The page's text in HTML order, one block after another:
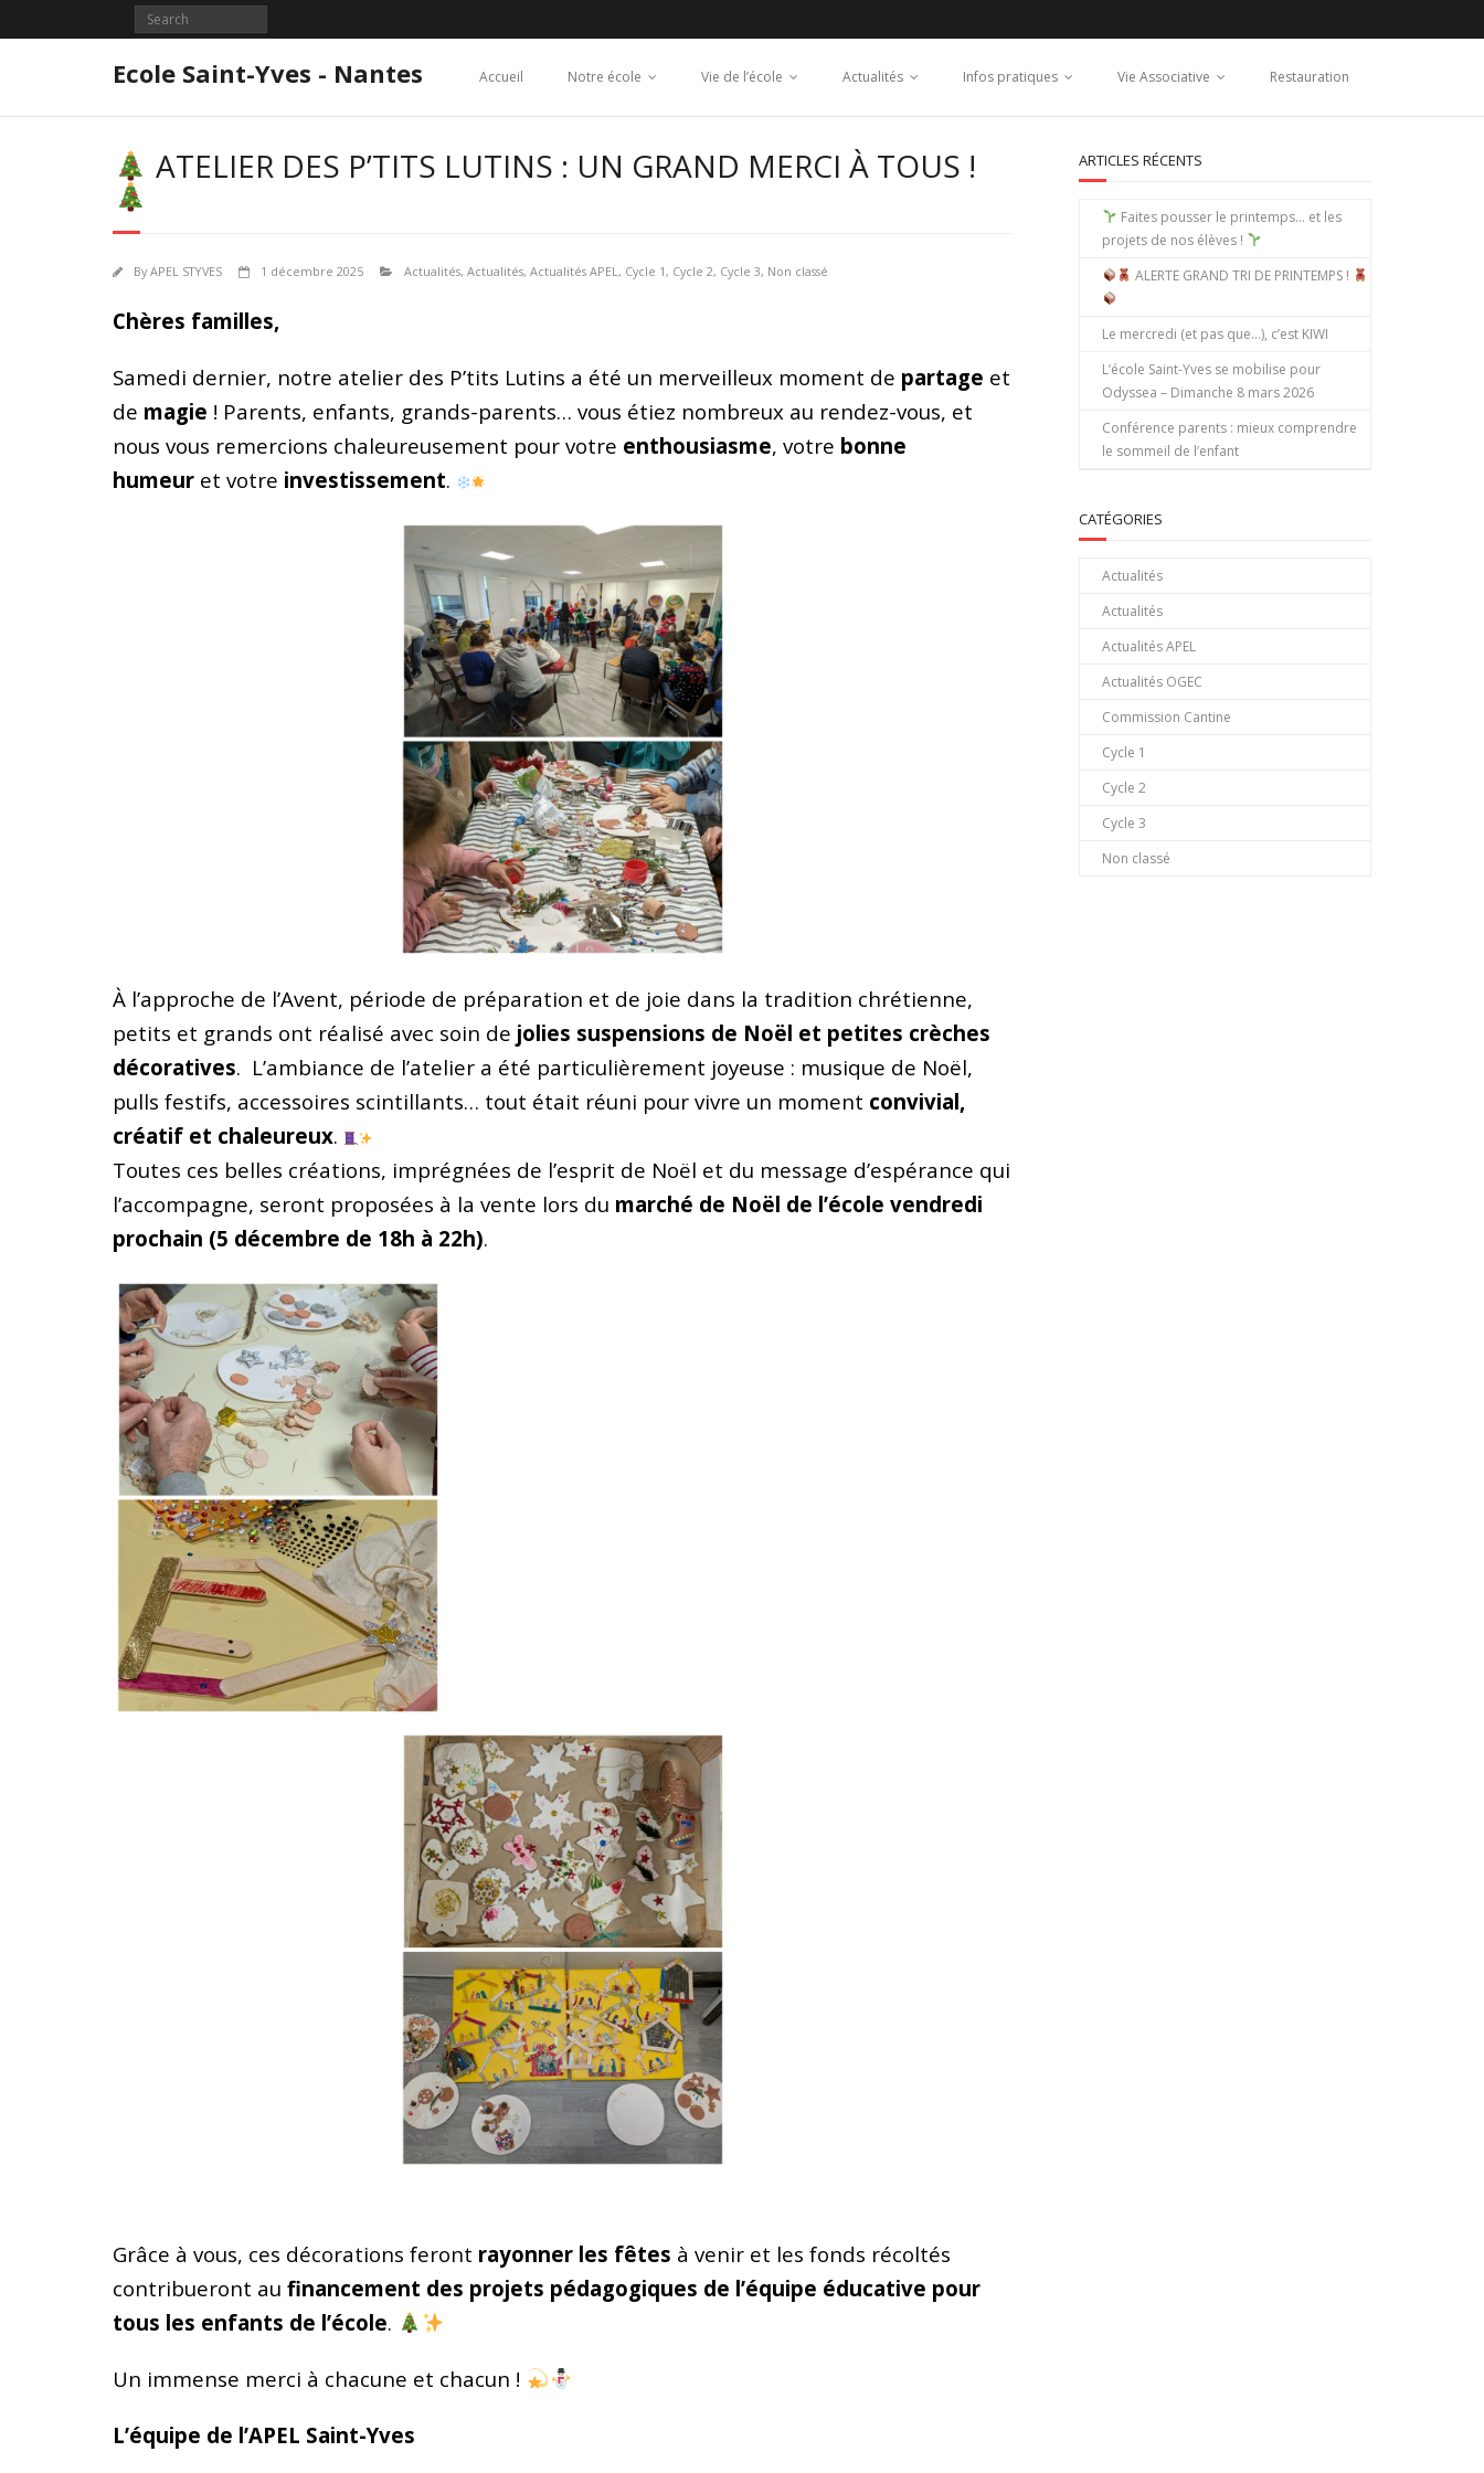
Ecole Saint-Yves - Nantes Accueil Notre école Vie de l’école Actualités Infos pratiques Vie Associative Restauration
ATELIER DES P’TITS LUTINS : UN GRAND MERCI À TOUS !
ByAPEL STYVES 1 décembre 2025 Actualités, Actualités, Actualités APEL, Cycle 1, Cycle 2, Cycle 3, Non classé
Chères familles,
Samedi dernier, notre atelier des P’tits Lutins a été un merveilleux moment de partage et
de magie ! Parents, enfants, grands-parents… vous étiez nombreux au rendez-vous, et
nous vous remercions chaleureusement pour votre enthousiasme, votre bonne
humeur et votre investissement.
À l’approche de l’Avent, période de préparation et de joie dans la tradition chrétienne,
petits et grands ont réalisé avec soin de jolies suspensions de Noël et petites crèches
décoratives. L’ambiance de l’atelier a été particulièrement joyeuse : musique de Noël,
pulls festifs, accessoires scintillants… tout était réuni pour vivre un moment convivial,
créatif et chaleureux.
Toutes ces belles créations, imprégnées de l’esprit de Noël et du message d’espérance qui
l’accompagne, seront proposées à la vente lors du marché de Noël de l’école vendredi
prochain (5 décembre de 18h à 22h).
Grâce à vous, ces décorations feront rayonner les fêtes à venir et les fonds récoltés
contribueront au financement des projets pédagogiques de l’équipe éducative pour
tous les enfants de l’école.
Un immense merci à chacune et chacun !
L’équipe de l’APEL Saint-Yves
ARTICLES RÉCENTS
Faites pousser le printemps… et les
projets de nos élèves !
ALERTE GRAND TRI DE PRINTEMPS !
Le mercredi (et pas que…), c’est KIWI
L’école Saint-Yves se mobilise pour
Odyssea – Dimanche 8 mars 2026
Conférence parents : mieux comprendre
le sommeil de l’enfant
CATÉGORIES
Actualités
Actualités
Actualités APEL
Actualités OGEC
Commission Cantine
Cycle 1
Cycle 2
Cycle 3
Non classé